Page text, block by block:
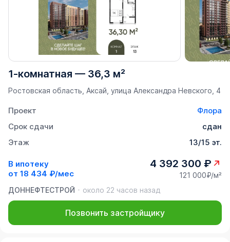
1-комнатная — 36,3 м²
Ростовская область, Аксай, улица Александра Невского, 4
Проект
Флора
Срок сдачи
сдан
Этаж
13/15 эт.
В ипотеку
от 18 434 ₽/мес
4 392 300 ₽
121 000₽/м²
ДОННЕФТЕСТРОЙ
около 22 часов назад
Позвонить застройщику